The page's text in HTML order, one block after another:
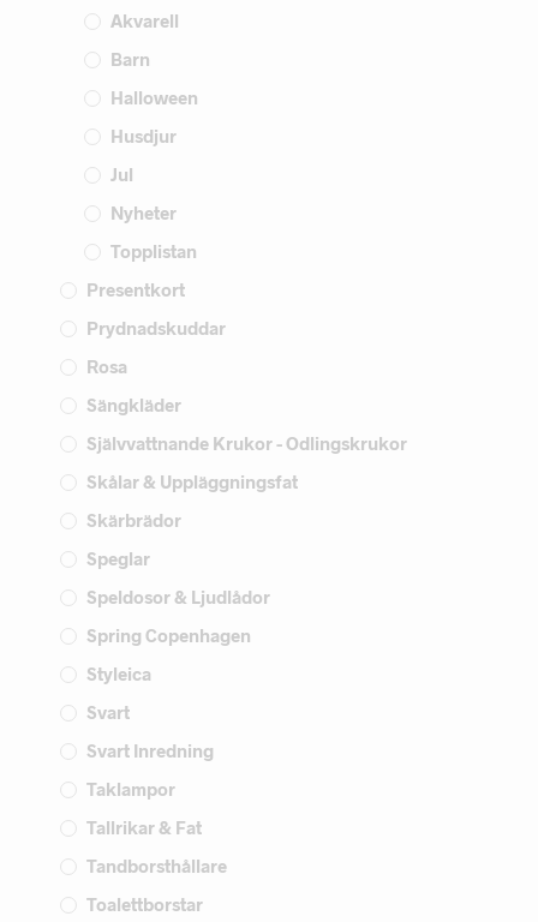
Akvarell
Barn
Halloween
Husdjur
Jul
Nyheter
Topplistan
Presentkort
Prydnadskuddar
Rosa
Sängkläder
Självvattnande Krukor - Odlingskrukor
Skålar & Uppläggningsfat
Skärbrädor
Speglar
Speldosor & Ljudlådor
Spring Copenhagen
Styleica
Svart
Svart Inredning
Taklampor
Tallrikar & Fat
Tandborsthållare
Toalettborstar